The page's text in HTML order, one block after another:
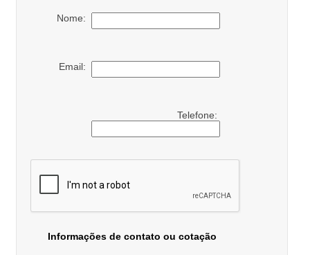
Nome:
Email:
Telefone:
Informações de contato ou cotação